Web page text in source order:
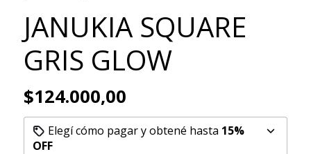
JANUKIA SQUARE
GRIS GLOW
$124.000,00
Elegí cómo pagar y obtené hasta 15%
OFF